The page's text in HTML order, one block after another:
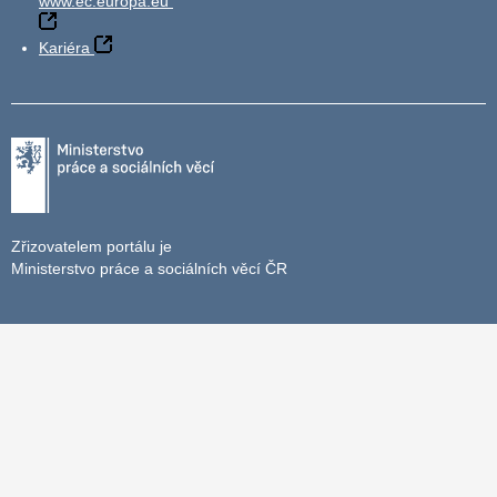
Kariéra
Zřizovatelem portálu je
Ministerstvo práce a sociálních věcí ČR